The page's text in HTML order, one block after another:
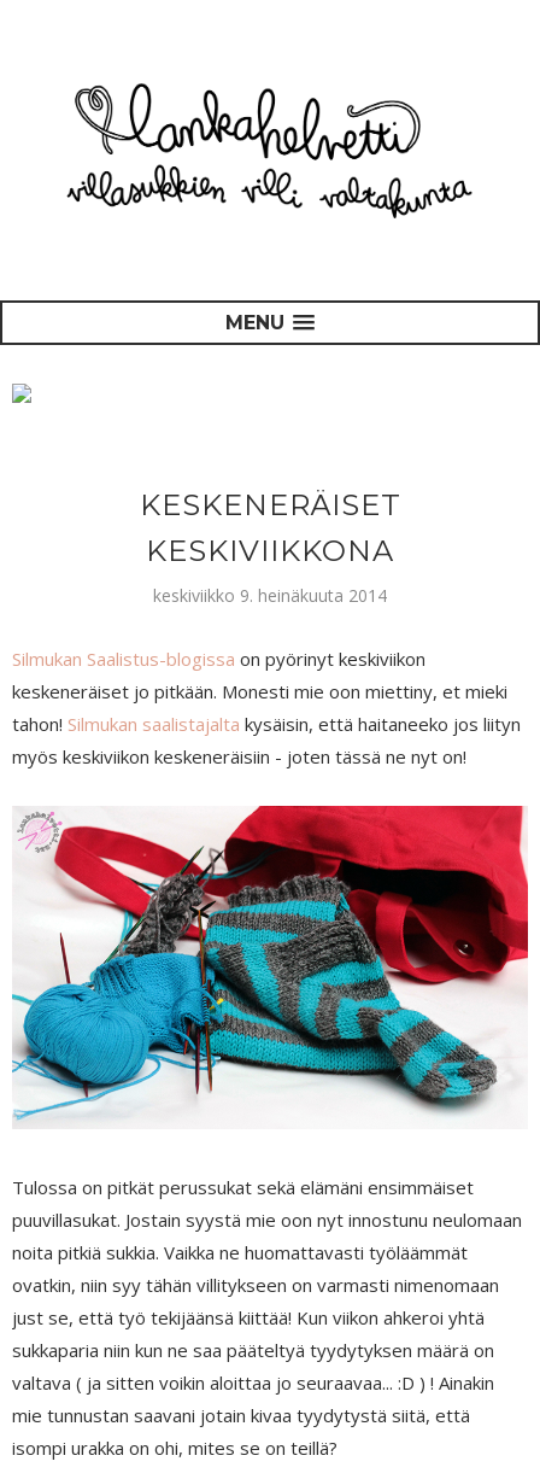
MENU
KESKENERÄISET
KESKIVIIKKONA
keskiviikko 9. heinäkuuta 2014
Silmukan Saalistus-blogissa on pyörinyt keskiviikon
keskeneräiset jo pitkään. Monesti mie oon miettiny, et mieki
tahon! Silmukan saalistajalta kysäisin, että haitaneeko jos liityn
myös keskiviikon keskeneräisiin - joten tässä ne nyt on!
Tulossa on pitkät perussukat sekä elämäni ensimmäiset
puuvillasukat. Jostain syystä mie oon nyt innostunu neulomaan
noita pitkiä sukkia. Vaikka ne huomattavasti työläämmät
ovatkin, niin syy tähän villitykseen on varmasti nimenomaan
just se, että työ tekijäänsä kiittää! Kun viikon ahkeroi yhtä
sukkaparia niin kun ne saa pääteltyä tyydytyksen määrä on
valtava ( ja sitten voikin aloittaa jo seuraavaa... :D ) ! Ainakin
mie tunnustan saavani jotain kivaa tyydytystä siitä, että
isompi urakka on ohi, mites se on teillä?